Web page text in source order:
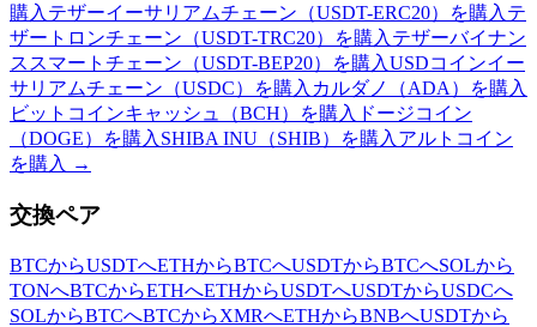
購入 テザーイーサリアムチェーン（USDT-ERC20）を購入 テ
ザートロンチェーン（USDT-TRC20）を購入 テザーバイナン
ススマートチェーン（USDT-BEP20）を購入USDコインイー
サリアムチェーン（USDC）を購入 カルダノ（ADA）を購入
ビットコインキャッシュ（BCH）を購入 ドージコイン
（DOGE）を購入 SHIBA INU（SHIB）を購入 アルトコイン
を購入 →
交換ペア
BTCからUSDTへETHからBTCへUSDTからBTCへSOLから
TONへBTCからETHへETHからUSDTへUSDTからUSDCへ
SOLからBTCへBTCからXMRへETHからBNBへUSDTから